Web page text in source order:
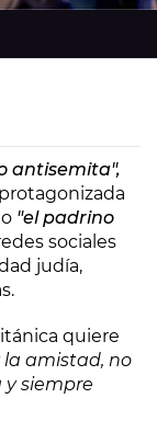
antisemita",
"el padrino
sociales
judía,
quiere
la amistad, no
y siempre